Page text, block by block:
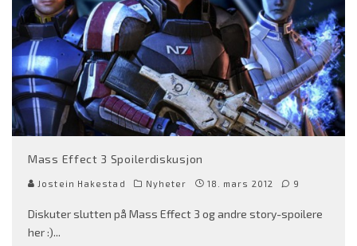
Mass Effect 3 Spoilerdiskusjon
Jostein Hakestad Nyheter 18. mars 2012 9
Diskuter slutten på Mass Effect 3 og andre story-spoilere
her :)...